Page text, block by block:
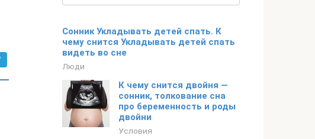
Сонник Укладывать детей спать. К
чему снится Укладывать детей спать
видеть во сне
Люди
К чему снится двойня —
сонник, толкование сна
про беременность и роды
двойни
Условия